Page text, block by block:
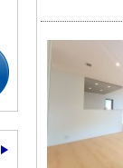
沖縄全域
沖縄全域